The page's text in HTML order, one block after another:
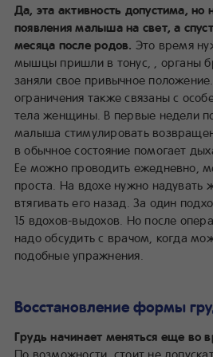
Да, эта активность допустима, но
появления малыша на свет, а
месяца после родов. Это время
мышцы пришли в тонус, , органы
заняли свое привычное
ограничения также связаны с
тела женщины. В первые недели
малыша стимулировать
в обычное состояние помогает
Ее можно проводить ежедневно,
проста. На вдохе нужно
втягивать его назад. За один
15 вдохов-выдохов. Но после
надо обсудить с врачом, когда
подобные упражнения.
Восстановление формы
Грудь начинает меняться еще во
По возможности, стоит не